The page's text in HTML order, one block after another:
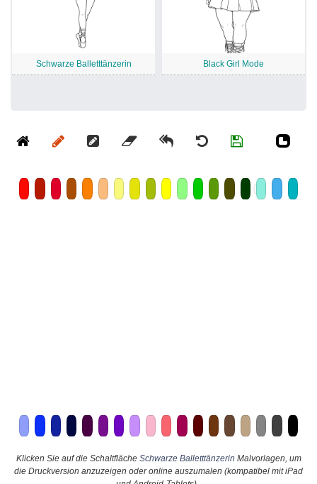
Schwarze Balletttänzerin Black Girl Mode
Klicken Sie auf die Schaltfläche Schwarze Balletttänzerin Malvorlagen, um
die Druckversion anzuzeigen oder online auszumalen (kompatibel mit iPad